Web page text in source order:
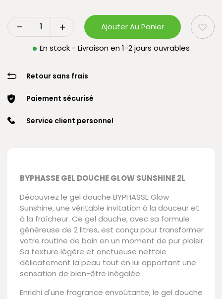
Ajouter Au Panier
En stock - Livraison en 1-2 jours ouvrables
Retour sans frais
Paiement sécurisé
Service client personnel
BYPHASSE GEL DOUCHE GLOW SUNSHINE 2L
Découvrez le gel douche BYPHASSE Glow
Sunshine, une véritable invitation à la douceur et
à la fraîcheur. Ce gel douche, avec sa formule
généreuse de 2 litres, est conçu pour transformer
votre routine de bain en un moment de pur plaisir.
Sa texture légère et onctueuse nettoie
délicatement la peau tout en lui apportant une
sensation de bien-être inégalée.
Enrichi d'une fragrance envoûtante, le gel douche